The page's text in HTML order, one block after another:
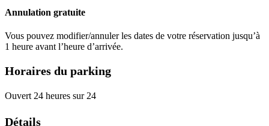
Annulation gratuite
Vous pouvez modifier/annuler les dates de votre réservation jusqu’à
1 heure avant l’heure d’arrivée.
Horaires du parking
Ouvert 24 heures sur 24
Détails